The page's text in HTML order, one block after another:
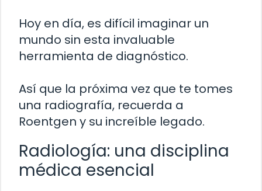
Hoy en día, es difícil imaginar un
mundo sin esta invaluable
herramienta de diagnóstico.
Así que la próxima vez que te tomes
una radiografía, recuerda a
Roentgen y su increíble legado.
Radiología: una disciplina
médica esencial